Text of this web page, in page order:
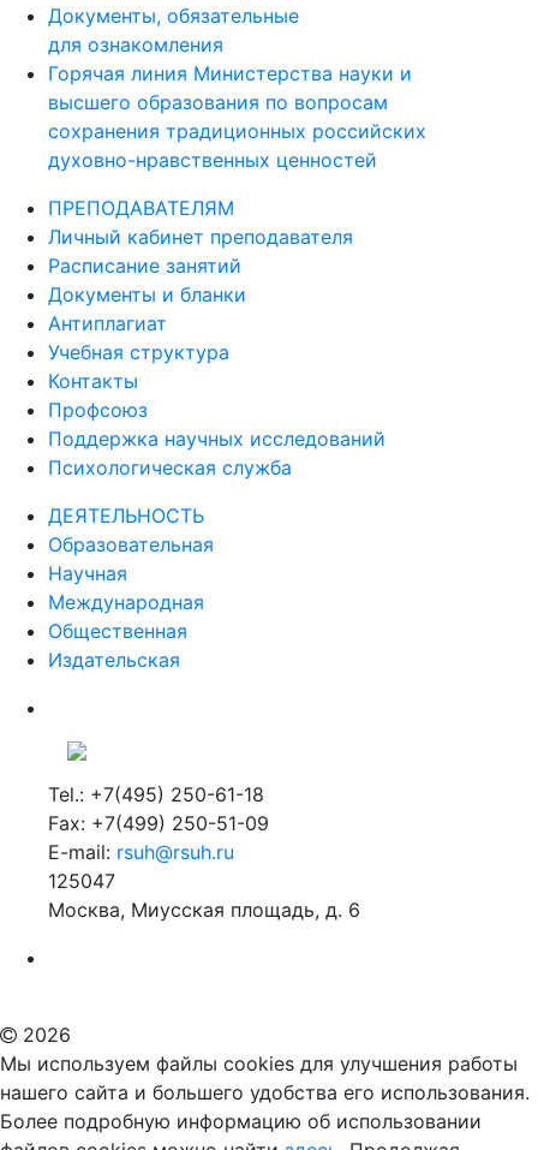
Документы, обязательные
для ознакомления
Горячая линия Министерства науки и
высшего образования по вопросам
сохранения традиционных российских
духовно-нравственных ценностей
ПРЕПОДАВАТЕЛЯМ
Личный кабинет преподавателя
Расписание занятий
Документы и бланки
Антиплагиат
Учебная структура
Контакты
Профсоюз
Поддержка научных исследований
Психологическая служба
ДЕЯТЕЛЬНОСТЬ
Образовательная
Научная
Международная
Общественная
Издательская
Tel.: +7(495) 250-61-18
Fax: +7(499) 250-51-09
E-mail: rsuh@rsuh.ru
125047
Москва, Миусская площадь, д. 6
2026
Мы используем файлы cookies для улучшения работы
нашего сайта и большего удобства его использования.
Более подробную информацию об использовании